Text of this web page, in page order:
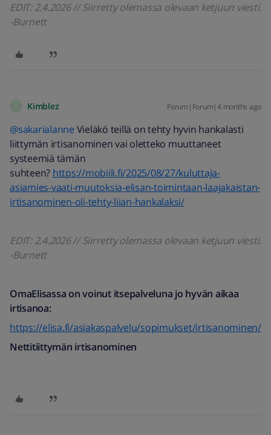
EDIT: 2.4.2026 // Siirretty olemassa olevaan ketjuun viesti.
-Burnett
Kimblez Forum|Forum|4 months ago
@sakarialanne Vieläkö teillä on tehty hyvin hankalasti
liittymän irtisanominen vai oletteko muuttaneet
systeemiä tämän
suhteen? https://mobiili.fi/2025/08/27/kuluttaja-
asiamies-vaati-muutoksia-elisan-toimintaan-laajakaistan-
irtisanominen-oli-tehty-liian-hankalaksi/
EDIT: 2.4.2026 // Siirretty olemassa olevaan ketjuun viesti.
-Burnett
OmaElisassa on voinut itsepalveluna jo hyvän aikaa
irtisanoa:
https://elisa.fi/asiakaspalvelu/sopimukset/irtisanominen/
Nettitiittymän irtisanominen